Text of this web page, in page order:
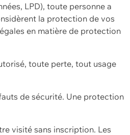
LPD), toute personne a
la protection de vos
en matière de protection
toute perte, tout usage
de sécurité. Une protection
visité sans inscription. Les